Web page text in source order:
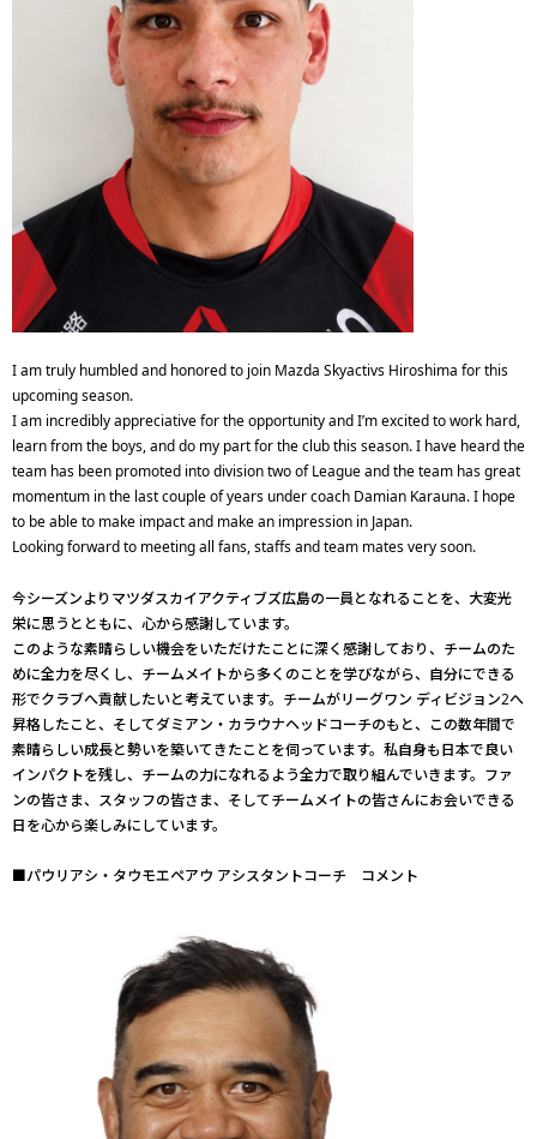
I am truly humbled and honored to join Mazda Skyactivs Hiroshima for this
upcoming season.
I am incredibly appreciative for the opportunity and I’m excited to work hard,
learn from the boys, and do my part for the club this season. I have heard the
team has been promoted into division two of League and the team has great
momentum in the last couple of years under coach Damian Karauna. I hope
to be able to make impact and make an impression in Japan.
Looking forward to meeting all fans, staffs and team mates very soon.
今シーズンよりマツダスカイアクティブズ広島の一員となれることを、大変光
栄に思うとともに、心から感謝しています。
このような素晴らしい機会をいただけたことに深く感謝しており、チームのた
めに全力を尽くし、チームメイトから多くのことを学びながら、自分にできる
形でクラブへ貢献したいと考えています。チームがリーグワン ディビジョン2へ
昇格したこと、そしてダミアン・カラウナヘッドコーチのもと、この数年間で
素晴らしい成長と勢いを築いてきたことを伺っています。私自身も日本で良い
インパクトを残し、チームの力になれるよう全力で取り組んでいきます。ファ
ンの皆さま、スタッフの皆さま、そしてチームメイトの皆さんにお会いできる
日を心から楽しみにしています。
■パウリアシ・タウモエペアウ アシスタントコーチ コメント